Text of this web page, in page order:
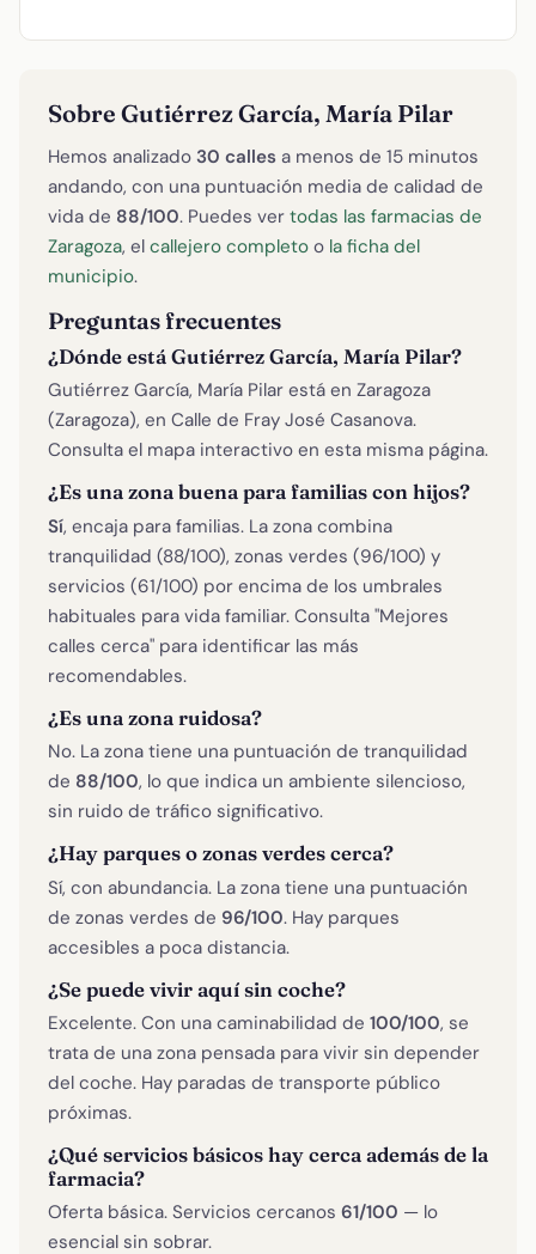
Sobre Gutiérrez García, María Pilar
Hemos analizado 30 calles a menos de 15 minutos
andando, con una puntuación media de calidad de
vida de 88/100. Puedes ver todas las farmacias de
Zaragoza, el callejero completo o la ficha del
municipio.
Preguntas frecuentes
¿Dónde está Gutiérrez García, María Pilar?
Gutiérrez García, María Pilar está en Zaragoza
(Zaragoza), en Calle de Fray José Casanova.
Consulta el mapa interactivo en esta misma página.
¿Es una zona buena para familias con hijos?
Sí, encaja para familias. La zona combina
tranquilidad (88/100), zonas verdes (96/100) y
servicios (61/100) por encima de los umbrales
habituales para vida familiar. Consulta "Mejores
calles cerca" para identificar las más
recomendables.
¿Es una zona ruidosa?
No. La zona tiene una puntuación de tranquilidad
de 88/100, lo que indica un ambiente silencioso,
sin ruido de tráfico significativo.
¿Hay parques o zonas verdes cerca?
Sí, con abundancia. La zona tiene una puntuación
de zonas verdes de 96/100. Hay parques
accesibles a poca distancia.
¿Se puede vivir aquí sin coche?
Excelente. Con una caminabilidad de 100/100, se
trata de una zona pensada para vivir sin depender
del coche. Hay paradas de transporte público
próximas.
¿Qué servicios básicos hay cerca además de la
farmacia?
Oferta básica. Servicios cercanos 61/100 — lo
esencial sin sobrar.